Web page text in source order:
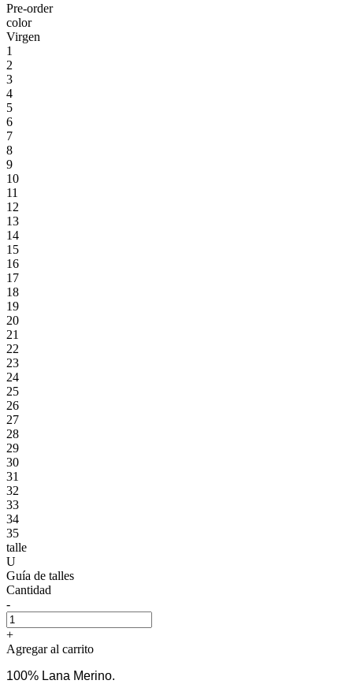
Pre-order
color
Virgen
1
2
3
4
5
6
7
8
9
10
11
12
13
14
15
16
17
18
19
20
21
22
23
24
25
26
27
28
29
30
31
32
33
34
35
talle
U
Guía de talles
Cantidad
-
+
Agregar al carrito
100% Lana Merino.